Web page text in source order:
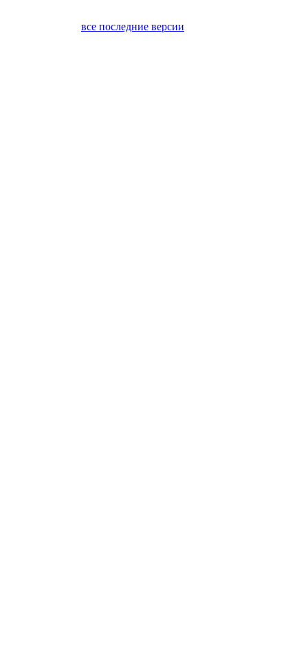
все последние версии